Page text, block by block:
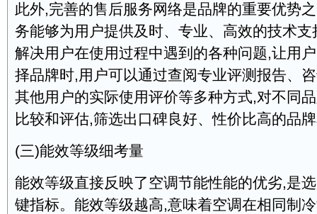
此外,完善的售后服务网络是品牌的重要优势
务能够为用户提供及时、专业、高效的技术
解决用户在使用过程中遇到的各种问题,让用
择品牌时,用户可以通过查阅专业评测报告、
其他用户的实际使用评价等多种方式,对不同
比较和评估,筛选出口碑良好、性价比高的品
(三)能效等级细考量
能效等级直接反映了空调节能性能的优劣,是
键指标。能效等级越高,意味着空调在相同制